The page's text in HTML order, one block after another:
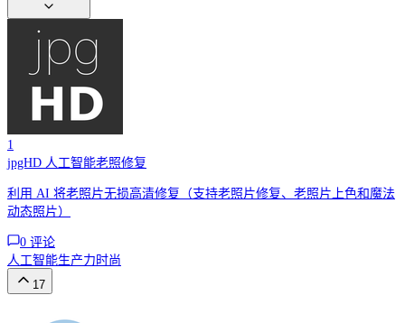
1
jpgHD 人工智能老照修复
利用 AI 将老照片无损高清修复（支持老照片修复、老照片上色和魔法
动态照片）
0 评论
人工智能生产力 时尚
17